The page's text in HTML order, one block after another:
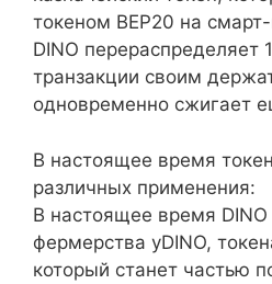
токеном BEP20 на
DINO перераспределяет
транзакции своим
одновременно сжигает
В настоящее время
различных применения:
В настоящее время DINO
фермерства yDINO,
который станет частью